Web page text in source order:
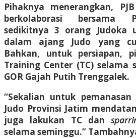
Pihaknya menerangkan,
berkolaborasi bersama
sedikitnya 3 orang Judoka
dalam ajang Judo yang
Bahkan, untuk persiapan,
Training Center (TC) selama
GOR Gajah Putih Trenggalek.
“Sekalian untuk
Judo Provinsi Jatim
juga lakukan TC dan
selama seminggu.”